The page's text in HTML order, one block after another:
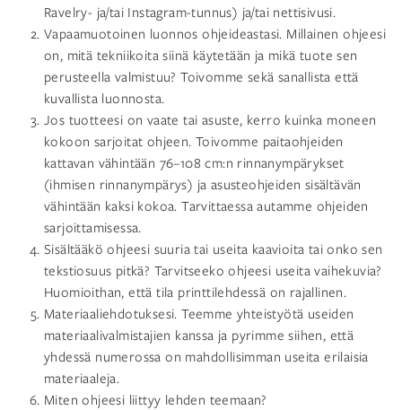
Ravelry- ja/tai Instagram-tunnus) ja/tai nettisivusi.
Vapaamuotoinen luonnos ohjeideastasi. Millainen ohjeesi
on, mitä tekniikoita siinä käytetään ja mikä tuote sen
perusteella valmistuu? Toivomme sekä sanallista että
kuvallista luonnosta.
Jos tuotteesi on vaate tai asuste, kerro kuinka moneen
kokoon sarjoitat ohjeen. Toivomme paitaohjeiden
kattavan vähintään 76–108 cm:n rinnanympärykset
(ihmisen rinnanympärys) ja asusteohjeiden sisältävän
vähintään kaksi kokoa. Tarvittaessa autamme ohjeiden
sarjoittamisessa.
Sisältääkö ohjeesi suuria tai useita kaavioita tai onko sen
tekstiosuus pitkä? Tarvitseeko ohjeesi useita vaihekuvia?
Huomioithan, että tila printtilehdessä on rajallinen.
Materiaaliehdotuksesi. Teemme yhteistyötä useiden
materiaalivalmistajien kanssa ja pyrimme siihen, että
yhdessä numerossa on mahdollisimman useita erilaisia
materiaaleja.
Miten ohjeesi liittyy lehden teemaan?